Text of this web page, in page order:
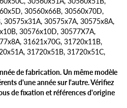
30560x66B, 30560x70D,
30575x31A, 30575x7A, 30575x8A,
30576x10D, 30577X7A,
31621x70G, 31720x11B,
31720x51B, 31720x51C,
de fabrication. Un même modèle
d'une année sur l'autre. Vérifiez
de fixation et références d'origine